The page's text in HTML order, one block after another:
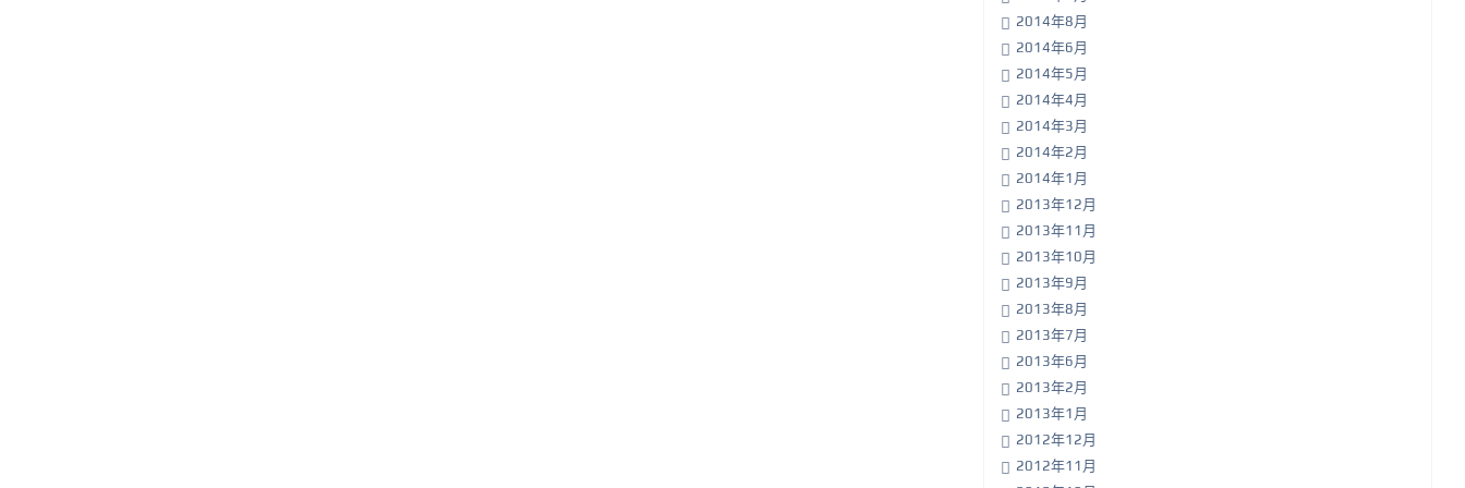
2014年8月
2014年6月
2014年5月
2014年4月
2014年3月
2014年2月
2014年1月
2013年12月
2013年11月
2013年10月
2013年9月
2013年8月
2013年7月
2013年6月
2013年2月
2013年1月
2012年12月
2012年11月